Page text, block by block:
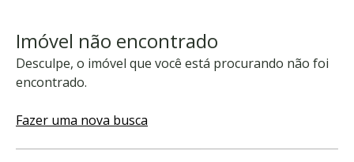
Imóvel não encontrado
Desculpe, o imóvel que você está procurando não foi
encontrado.
Fazer uma nova busca